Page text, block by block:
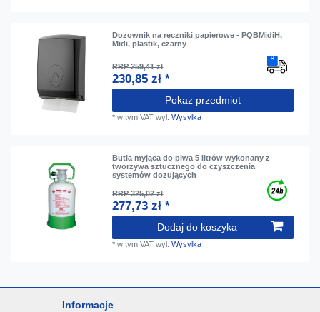
Dozownik na ręczniki papierowe - PQBMidiH,
Midi, plastik, czarny
RRP 259,41 zł
230,85 zł *
Pokaz przedmiot
*w tym VAT wyl.Wysylka
Butla myjąca do piwa 5 litrów wykonany z
tworzywa sztucznego do czyszczenia
systemów dozujących
RRP 325,02 zł
277,73 zł *
Dodaj do koszyka
*w tym VAT wyl.Wysylka
Informacje